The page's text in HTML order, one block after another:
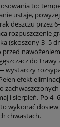
to:
ustaje,
deszczu przez
rozpuszczenie
(skoszony 3–5
do
efekt
i sierpień. Po
wykonać dosiew
chwastach.